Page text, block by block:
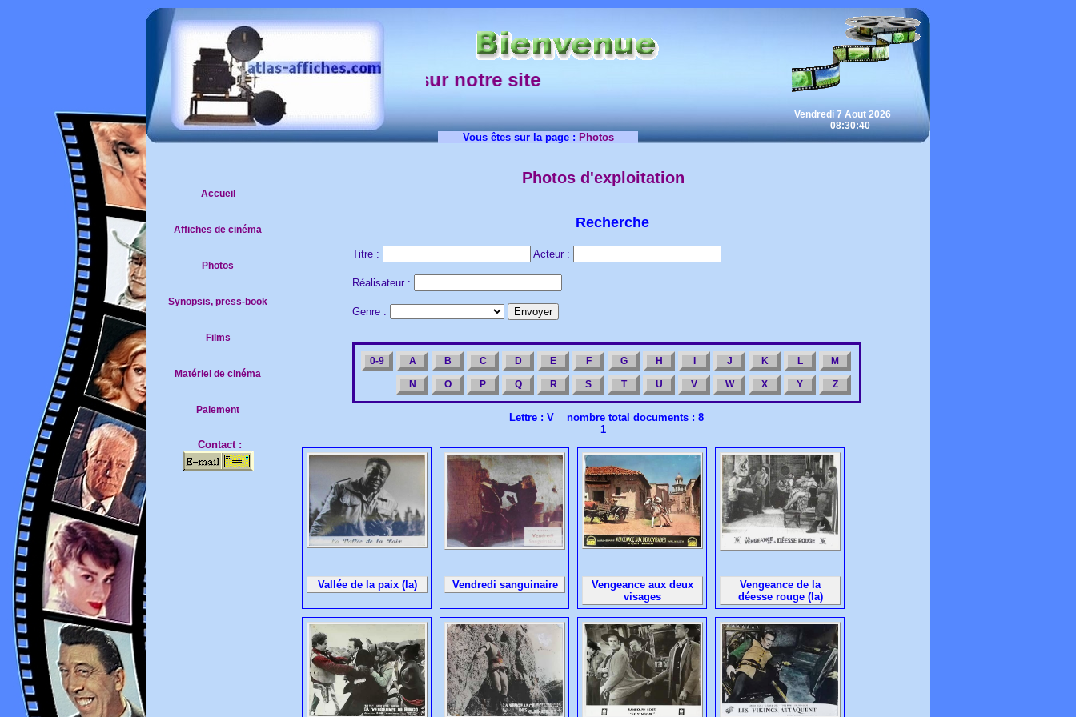
sur notre site
Vendredi 7 Aout 2026
08:30:40
Vous êtes sur la page : Photos
Accueil
Affiches de cinéma
Photos
Synopsis, press-book
Films
Matériel de cinéma
Paiement
Contact :
Photos d'exploitation
Recherche
Titre : Acteur :
Réalisateur :
Genre :
0-9 A B C D E F G H J K L M
N O P Q R S T U V W X Y Z
Lettre : V nombre total documents : 8
1
Vallée de la paix (la) Vendredi sanguinaire
Vengeance aux deux
visages
Vengeance de la
déesse rouge (la)